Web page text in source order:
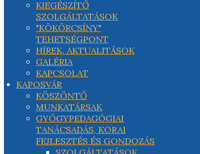
KIEGÉSZÍTŐ
SZOLGÁLTATÁSOK
"KÖKÖRCSÍNY"
TEHETSÉGPONT
HÍREK, AKTUALITÁSOK
GALÉRIA
KAPCSOLAT
KAPOSVÁR
KÖSZÖNTŐ
MUNKATÁRSAK
GYÓGYPEDAGÓGIAI
TANÁCSADÁS, KORAI
FEJLESZTÉS ÉS GONDOZÁS